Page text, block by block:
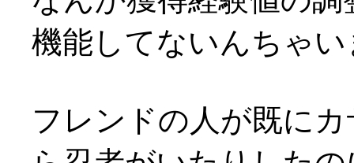
機能してないんちゃ
フレンドの人が既に